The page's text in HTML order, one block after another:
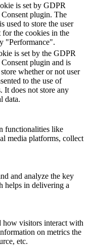
is set by GDPR
plugin. The
used to store the user
for the cookies in the
"Performance".
is set by the GDPR
plugin and is
whether or not user
to the use of
It does not store any
data.
functionalities like
media platforms, collect
and analyze the key
helps in delivering a
how visitors interact with
on metrics the
etc.